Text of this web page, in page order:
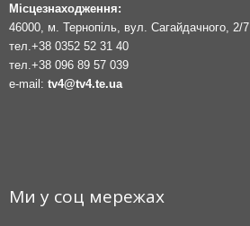
Місцезнаходження:
46000, м. Тернопіль, вул. Сагайдачного, 2/7
тел. +38 0352 52 31 40
тел. +38 096 89 57 039
e-mail: tv4@tv4.te.ua
Ми у соц мережах